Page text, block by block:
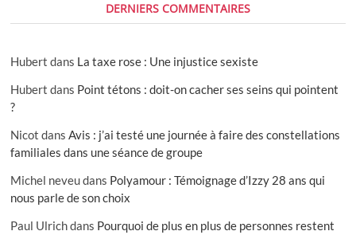
DERNIERS COMMENTAIRES
Hubert dans La taxe rose : Une injustice sexiste
Hubert dans Point tétons : doit-on cacher ses seins qui pointent
?
Nicot dansAvis : j’ai testé une journée à faire des constellations
familiales dans une séance de groupe
Michel neveudans Polyamour : Témoignage d’Izzy 28 ans qui
nous parle de son choix
Paul Ulrichdans Pourquoi de plus en plus de personnes restent